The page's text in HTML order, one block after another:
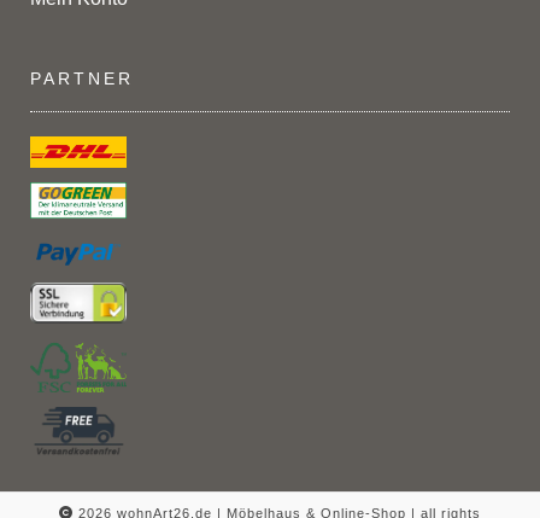
PARTNER
2026 wohnArt26.de | Möbelhaus & Online-Shop | all rights